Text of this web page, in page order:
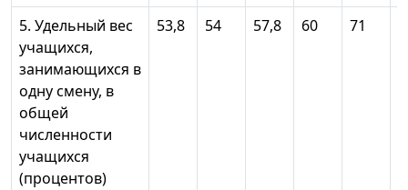
5. Удельный вес
учащихся,
занимающихся в
одну смену, в
общей
численности
учащихся
(процентов)
53,8 54 57,8 60 71